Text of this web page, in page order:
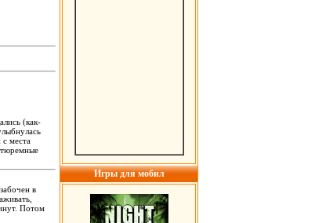
(как-
с места
тюремные
в
Потом
Игры для мобил